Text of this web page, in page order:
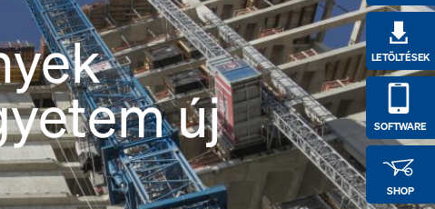
LETÖLTÉSEK
SOFTWARE
SHOP
új